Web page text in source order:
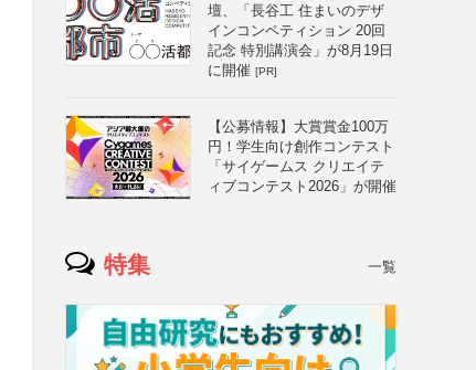
壇、「長谷工 住まいのデザ
インコンペティション 20回
記念 特別講演会」が8月19日
に開催 [PR]
【公募情報】大賞賞金100万
円！学生向け創作コンテスト
「サイゲームス クリエイテ
ィブコンテスト2026」が開催
特集 一覧